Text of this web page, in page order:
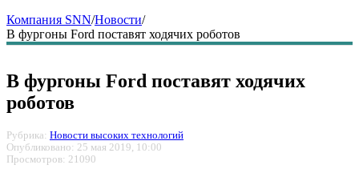
Компания SNN/Новости/
В фургоны Ford поставят ходячих роботов
В фургоны Ford поставят ходячих
роботов
Рубрика: Новости высоких технологий
Опубликовано: 25 мая 2019, 10:00
Просмотров: 21090